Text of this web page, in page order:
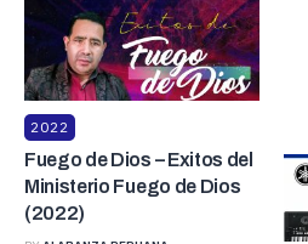
2022
Fuego de Dios – Exitos del
Ministerio Fuego de Dios
(2022)